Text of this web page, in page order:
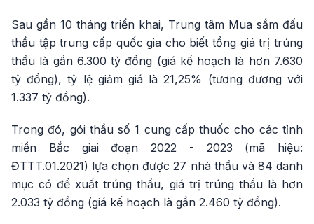
Sau gần 10 tháng triển khai, Trung tâm Mua sắm đấu
thầu tập trung cấp quốc gia cho biết tổng giá trị trúng
thầu là gần 6.300 tỷ đồng (giá kế hoạch là hơn 7.630
tỷ đồng), tỷ lệ giảm giá là 21,25% (tương đương với
1.337 tỷ đồng).
Trong đó, gói thầu số 1 cung cấp thuốc cho các tỉnh
miền Bắc giai đoạn 2022 - 2023 (mã hiệu:
ĐTTT.01.2021) lựa chọn được 27 nhà thầu và 84 danh
mục có đề xuất trúng thầu, giá trị trúng thầu là hơn
2.033 tỷ đồng (giá kế hoạch là gần 2.460 tỷ đồng).